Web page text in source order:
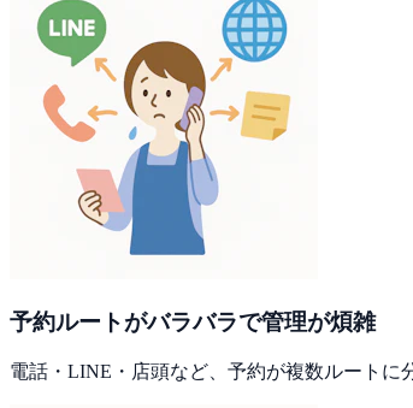
予約ルートがバラバラで管理が煩雑
電話・LINE・店頭など、予約が複数ルートに